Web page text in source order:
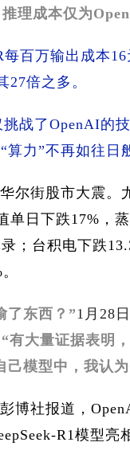
理成本仅为
每百万输出成本
27倍之多。
挑战了OpenAI的
力”不再如往日
尔街股市大震。
单日下跌17%，
；台积电下跌
了东西？”1月28
“有大量证据表明
模型中，我认
博社报道，
R1模型亮